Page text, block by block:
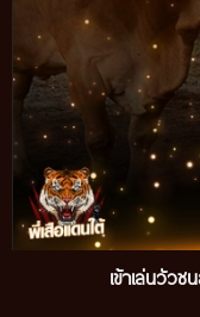
เข้าเล่นวัว